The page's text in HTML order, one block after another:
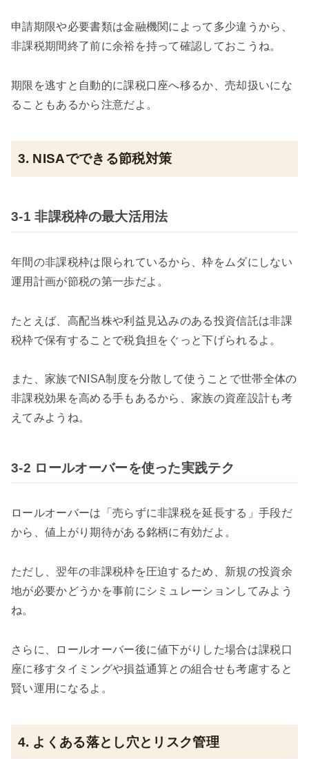
申請期限や必要書類は金融機関によって多少違うから、
非課税期間終了前に余裕を持って確認しておこうね。
期限を逃すと自動的に課税口座へ移るか、売却扱いにな
ることもあるから注意だよ。
3. NISAでできる節税対策
3-1 非課税枠の最大活用法
年間の非課税枠は限られているから、枠をムダにしない
運用計画が節税の第一歩だよ。
たとえば、高配当株や利益見込みのある投資信託は非課
税枠で保有することで税負担をぐっと下げられるよ。
また、家族でNISA制度を分散して使うことで世帯全体の
非課税効果を高める手もあるから、家族の資産設計も考
えてみようね。
3-2 ロールオーバーを使った実践テク
ロールオーバーは「売らずに非課税を延長する」手段だ
から、値上がり期待がある銘柄に有効だよ。
ただし、翌年の非課税枠を圧迫するため、新規の投資余
地が必要かどうかを事前にシミュレーションしてみよう
ね。
さらに、ロールオーバー後に値下がりした場合は課税口
座に移すタイミングや損益通算との組合せも考慮すると
賢い運用になるよ。
4. よくある落とし穴とリスク管理